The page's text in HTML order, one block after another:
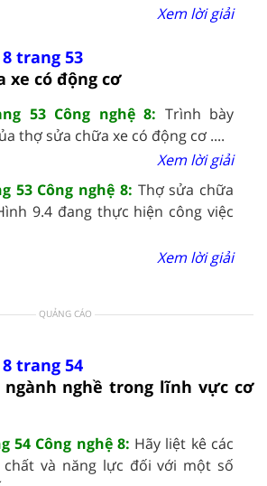
Xem lời giải
trang 53
xe có động cơ
53 Công nghệ 8: Trình bày
thợ sửa chữa xe có động cơ ....
Xem lời giải
53 Công nghệ 8: Thợ sửa chữa
9.4 đang thực hiện công việc
Xem lời giải
QUẢNG CÁO
trang 54
ngành nghề trong lĩnh vực cơ
54 Công nghệ 8: Hãy liệt kê các
chất và năng lực đối với một số